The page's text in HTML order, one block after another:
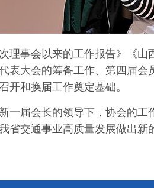
理事会以来的工作报告》《山
表大会的筹备工作、第四届会
开和换届工作奠定基础。
一届会长的领导下，协会的工
交通事业高质量发展做出新